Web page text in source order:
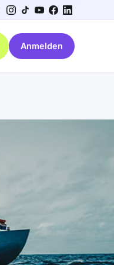
Anmelden